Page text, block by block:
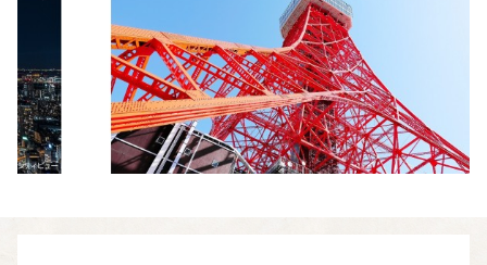
港区は豊富で多彩な観光資源や都市環境に恵まれ、歴史的な文
化財や史跡、緑と運河・海辺、最先端の文化・商業施設を有
し、まちは進化を続けています。港区は、「やさしさが響きあ
い、世界とつながる都市・港区」を目指しています。ぜひ港区
に足を運んでください。